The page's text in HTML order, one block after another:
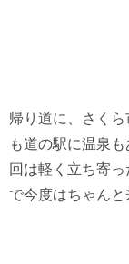
帰り道に、さく
も道の駅に温泉
回は軽く立ち寄
で今度はちゃんと